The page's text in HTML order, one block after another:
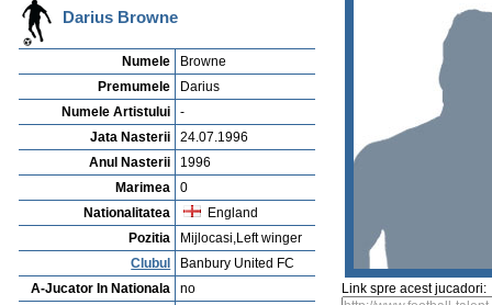
Darius Browne
Numele
Browne
Premumele
Darius
Numele Artistului
-
Jata Nasterii
24.07.1996
Anul Nasterii
1996
Marimea
0
Nationalitatea
England
Pozitia
Mijlocasi,Left winger
Clubul
Banbury United FC
A-Jucator In Nationala
no
Link spre acest jucadori: